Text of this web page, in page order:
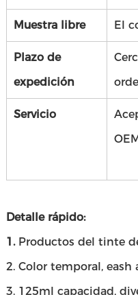
Muestra libre El
Plazo de
expedición
Servicio
Detalle rápido:
1. Productos del tinte
2. Color temporal, eash
3. 125ml capacidad,